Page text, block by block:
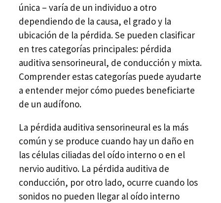
única – varía de un individuo a otro
dependiendo de la causa, el grado y la
ubicación de la pérdida. Se pueden clasificar
en tres categorías principales: pérdida
auditiva sensorineural, de conducción y mixta.
Comprender estas categorías puede ayudarte
a entender mejor cómo puedes beneficiarte
de un audífono.
La pérdida auditiva sensorineural es la más
común y se produce cuando hay un daño en
las células ciliadas del oído interno o en el
nervio auditivo. La pérdida auditiva de
conducción, por otro lado, ocurre cuando los
sonidos no pueden llegar al oído interno